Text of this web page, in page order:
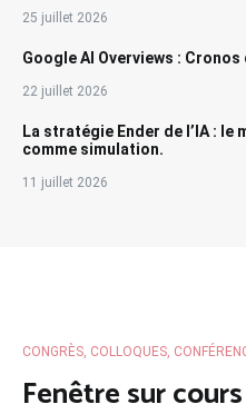
25 juillet 2026
Google AI Overviews :
22 juillet 2026
La stratégie Ender de l’IA :
comme simulation.
11 juillet 2026
CONGRÈS, COLLOQUES,
Fenêtre sur